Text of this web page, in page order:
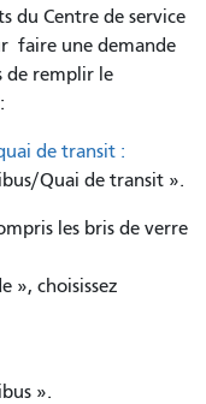
du Centre de service
faire une demande
de remplir le
de transit :
Quai de transit ».
les bris de verre
», choisissez
».